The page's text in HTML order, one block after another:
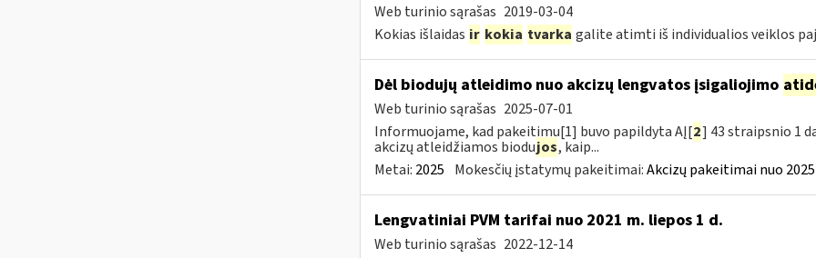
Web turinio sąrašas 2019-03-04
Kokias išlaidas ir kokia tvarka galite atimti iš individualios veiklos
Dėl biodujų atleidimo nuo akcizų lengvatos įsigaliojimo
Web turinio sąrašas 2025-07-01
Informuojame, kad pakeitimu[1] buvo papildyta AĮ[2] 43 straipsnio 1
akcizų atleidžiamos biodujos, kaip...
Metai: 2025 Mokesčių įstatymų pakeitimai:Akcizų pakeitimai nuo
Lengvatiniai PVM tarifai nuo 2021 m. liepos 1 d.
Web turinio sąrašas 2022-12-14